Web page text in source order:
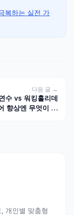
복하는 실전 가
다음 글 →
수 vs 워킹홀리데
향상엔 무엇이 나
개인별 맞춤형